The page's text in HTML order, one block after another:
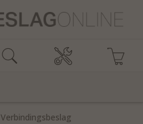
Verbindingsbeslag